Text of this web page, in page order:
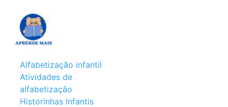
Alfabetização infantil
Atividades de
alfabetização
Historinhas Infantis